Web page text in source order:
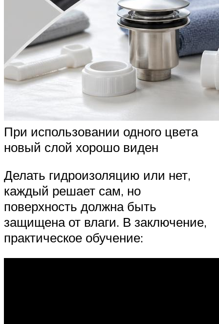
При использовании одного цвета
новый слой хорошо виден
Делать гидроизоляцию или нет,
каждый решает сам, но
поверхность должна быть
защищена от влаги. В заключение,
практическое обучение: